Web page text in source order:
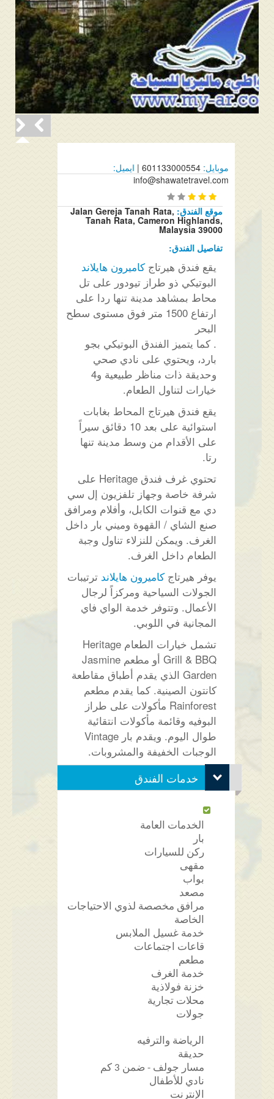
موبايل: 601133000554 |
ايميل:
info@shawatetravel.com
موقع الفندق:Jalan Gereja Tanah Rata,
Tanah Rata, Cameron Highlands,
Malaysia 39000
تفاصيل الفندق:
يقع فندق هيرتاج كاميرون هايلاند
البوتيكي ذو طراز تيودور على تل
محاط بمشاهد مدينة تنها ردا على
ارتفاع 1500 متر فوق مستوى سطح
البحر
. كما يتميز الفندق البوتيكي بجو
بارد، ويحتوي على نادي صحي
وحديقة ذات مناظر طبيعية و4
خيارات لتناول الطعام.
يقع فندق هيرتاج المحاط بغابات
استوائية على بعد 10 دقائق سيراً
على الأقدام من وسط مدينة تنها
رتا.
تحتوي غرف فندق Heritage على
شرفة خاصة وجهاز تلفزيون إل سي
دي مع قنوات الكابل، وأفلام ومرافق
صنع الشاي / القهوة وميني بار داخل
الغرف. ويمكن للنزلاء تناول وجبة
الطعام داخل الغرف.
يوفر هيرتاج كاميرون هايلاند ترتيبات
الجولات السياحية ومركزاً لرجال
الأعمال. وتتوفر خدمة الواي فاي
المجانية في اللوبي.
تشمل خيارات الطعام Heritage
Grill & BBQ أو مطعم Jasmine
Garden الذي يقدم أطباق مقاطعة
كانتون الصينية. كما يقدم مطعم
Rainforest مأكولات على طراز
البوفيه وقائمة مأكولات انتقائية
طوال اليوم. ويقدم بار Vintage
الوجبات الخفيفة والمشروبات.
خدمات الفندق
الخدمات العامة
بار
ركن للسيارات
مقهى
بواب
مصعد
مرافق مخصصة لذوي الاحتياجات
الخاصة
خدمة غسيل الملابس
قاعات اجتماعات
مطعم
خدمة الغرف
خزنة فولاذية
محلات تجارية
جولات
الرياضة والترفيه
حديقة
مسار جولف - ضمن 3 كم
نادي للأطفال
الإنترنت